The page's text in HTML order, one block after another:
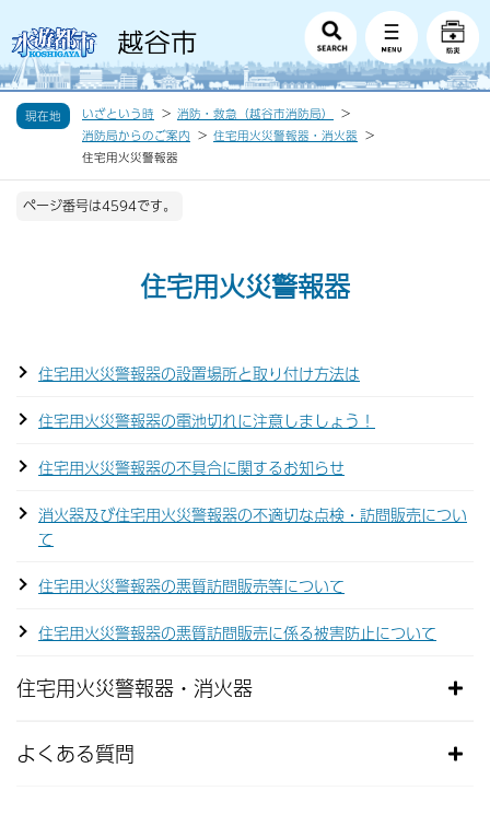
現在地 いざという時
消防・救急（越谷市消防局）
消防局からのご案内
住宅用火災警報器・消火器
住宅用火災警報器
ページ番号は4594です。
住宅用火災警報器
住宅用火災警報器の設置場所と取り付け方法は
住宅用火災警報器の電池切れに注意しましょう！
住宅用火災警報器の不具合に関するお知らせ
消火器及び住宅用火災警報器の不適切な点検・訪問販売につい
て
住宅用火災警報器の悪質訪問販売等について
住宅用火災警報器の悪質訪問販売に係る被害防止について
住宅用火災警報器・消火器
よくある質問